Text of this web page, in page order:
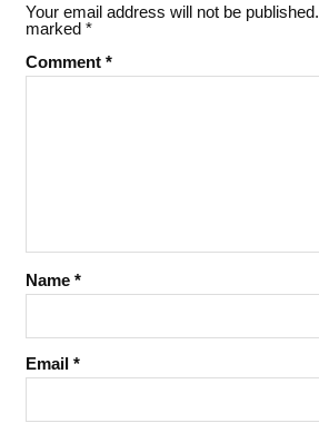
Your email address will not be published.
marked *
Comment *
Name *
Email *